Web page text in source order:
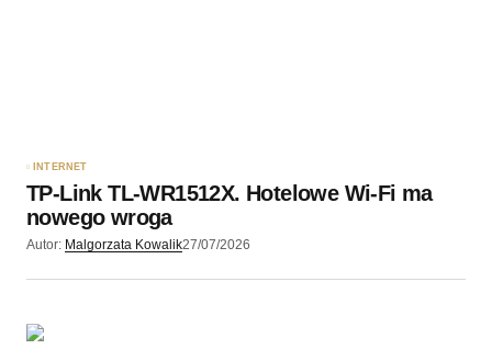
Wyślij komentarz
INTERNET
TP-Link TL-WR1512X. Hotelowe Wi-Fi ma
nowego wroga
Autor: Malgorzata Kowalik27/07/2026